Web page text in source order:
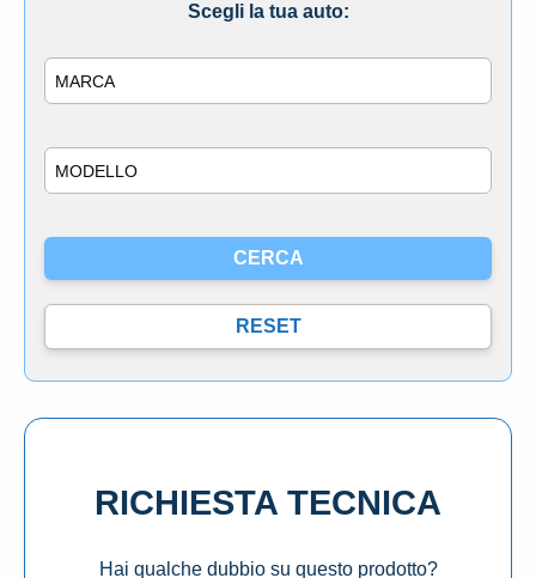
Scegli la tua auto:
RICHIESTA TECNICA
Hai qualche dubbio su questo prodotto?